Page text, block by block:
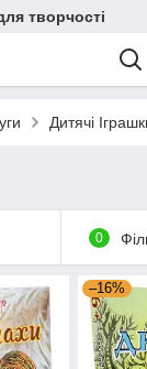
творчості
Дитячі
0
–16%